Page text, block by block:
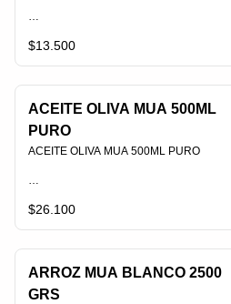
$13.500
ACEITE OLIVA MUA 500ML
PURO
ACEITE OLIVA MUA 500ML PURO
$26.100
ARROZ MUA BLANCO 2500
GRS